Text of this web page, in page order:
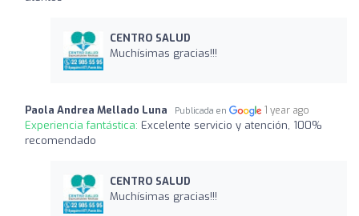
CENTRO SALUD
Muchísimas gracias!!!
Paola Andrea Mellado Luna Publicada en 1 year ago
Experiencia fantástica: Excelente servicio y atención, 100%
recomendado
CENTRO SALUD
Muchísimas gracias!!!